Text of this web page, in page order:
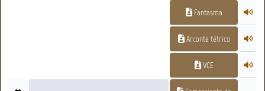
Fantasma
Arconte tétrico
VCE